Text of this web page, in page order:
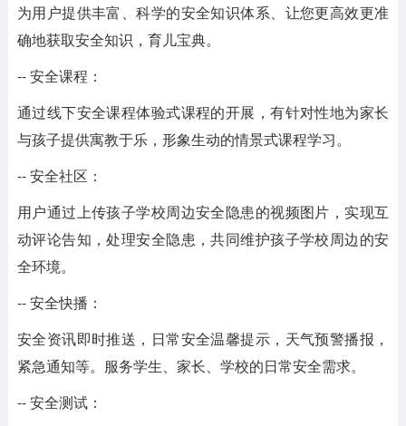
为用户提供丰富、科学的安全知识体系、让您更高效更准
确地获取安全知识，育儿宝典。
-- 安全课程：
通过线下安全课程体验式课程的开展，有针对性地为家长
与孩子提供寓教于乐，形象生动的情景式课程学习。
-- 安全社区：
用户通过上传孩子学校周边安全隐患的视频图片，实现互
动评论告知，处理安全隐患，共同维护孩子学校周边的安
全环境。
-- 安全快播：
安全资讯即时推送，日常安全温馨提示，天气预警播报，
紧急通知等。服务学生、家长、学校的日常安全需求。
-- 安全测试：